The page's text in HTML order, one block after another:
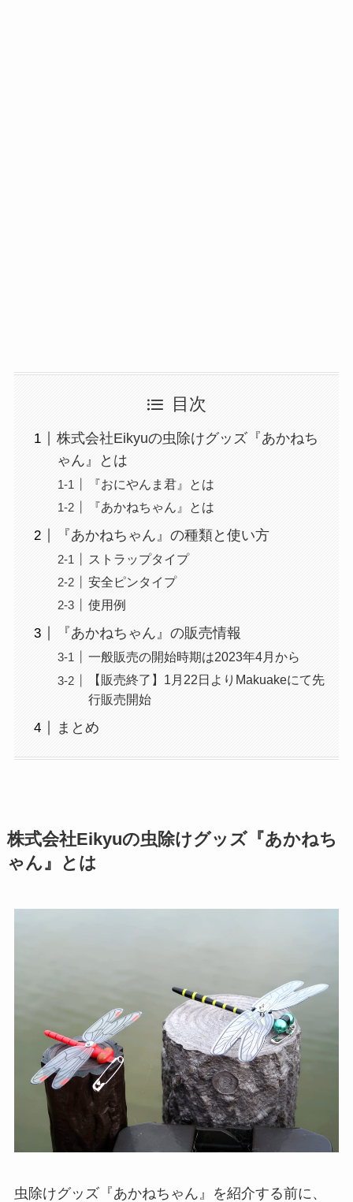
目次
株式会社Eikyuの虫除けグッズ『あかねち
ゃん』とは
『おにやんま君』とは
『あかねちゃん』とは
『あかねちゃん』の種類と使い方
ストラップタイプ
安全ピンタイプ
使用例
『あかねちゃん』の販売情報
一般販売の開始時期は2023年4月から
【販売終了】1月22日よりMakuakeにて先
行販売開始
まとめ
株式会社Eikyuの虫除けグッズ『あかねち
ゃん』とは
虫除けグッズ『あかねちゃん』を紹介する前に、